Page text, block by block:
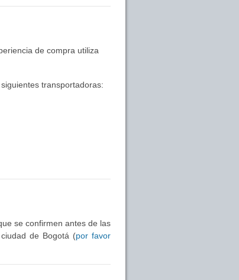
de compra utiliza
transportadoras:
se confirmen antes de las
de Bogotá (por favor